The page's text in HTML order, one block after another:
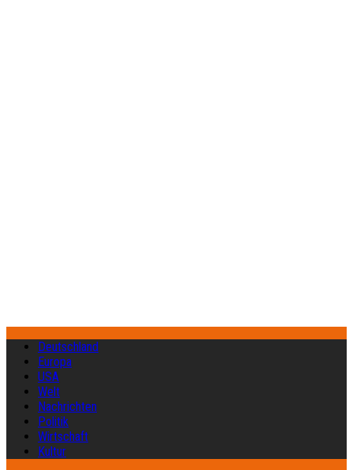
Deutschland
Europa
USA
Welt
Nachrichten
Politik
Wirtschaft
Kultur